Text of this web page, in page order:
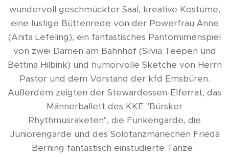
wundervoll geschmückter Saal, kreative Kostüme,
eine lustige Büttenrede von der Powerfrau Änne
(Anita Lefeling), ein fantastisches Pantomimenspiel
von zwei Damen am Bahnhof (Silvia Teepen und
Bettina Hilbink) und humorvolle Sketche von Herrn
Pastor und dem Vorstand der kfd Emsbüren.
Außerdem zeigten der Stewardessen-Elferrat, das
Männerballett des KKE "Bürsker
Rhythmusraketen", die Funkengarde, die
Juniorengarde und des Solotanzmariechen Frieda
Berning fantastisch einstudierte Tänze.